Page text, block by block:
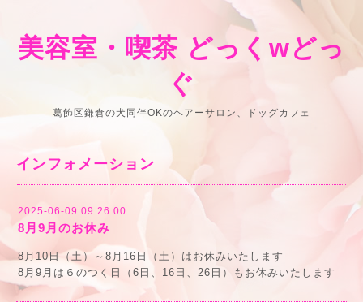
美容室・喫茶 どっくwどっ
ぐ
葛飾区鎌倉の犬同伴OKのヘアーサロン、ドッグカフェ
インフォメーション
2025-06-09 09:26:00
8月9月のお休み
8月10日（土）～8月16日（土）はお休みいたします
8月9月は６のつく日（6日、16日、26日）もお休みいたします